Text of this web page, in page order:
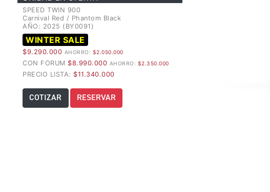
SPEED TWIN 900
Carnival Red / Phantom Black
AÑO: 2025 (BY0091)
WINTER SALE
$9.290.000 AHORRO: $2.050.000
CON FORUM $8.990.000 AHORRO: $2.350.000
PRECIO LISTA: $11.340.000
COTIZAR RESERVAR